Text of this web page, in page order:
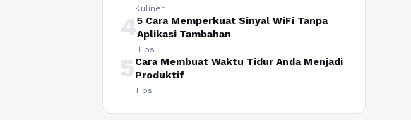
Kuliner
45 Cara Memperkuat Sinyal WiFi Tanpa
Aplikasi Tambahan
Tips
5Cara Membuat Waktu Tidur Anda Menjadi
Produktif
Tips